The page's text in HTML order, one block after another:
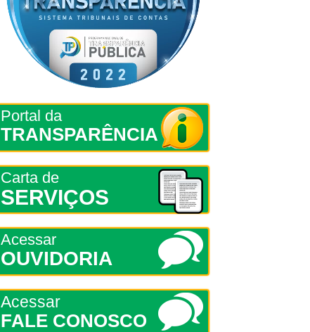
Portal da
TRANSPARÊNCIA
Carta de
SERVIÇOS
Acessar
OUVIDORIA
Acessar
FALE CONOSCO